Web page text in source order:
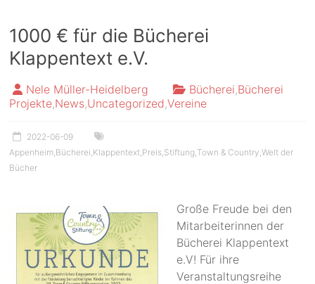
1000 € für die Bücherei
Klappentext e.V.
Nele Müller-Heidelberg Bücherei,Bücherei
Projekte,News,Uncategorized,Vereine
2022-06-09
Appenheim Bücherei Klappentext Preis Stiftung Town & Country ,Welt der
Bücher
Große Freude bei den
Mitarbeiterinnen der
Bücherei Klappentext
e.V! Für ihre
Veranstaltungsreihe